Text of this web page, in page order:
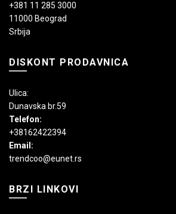
+381 11 285 3000
11000 Beograd
Srbija
DISKONT PRODAVNICA
Ulica:
Dunavska br.59
Telefon:
+38162422394
Email:
trendcoo@eunet.rs
BRZI LINKOVI